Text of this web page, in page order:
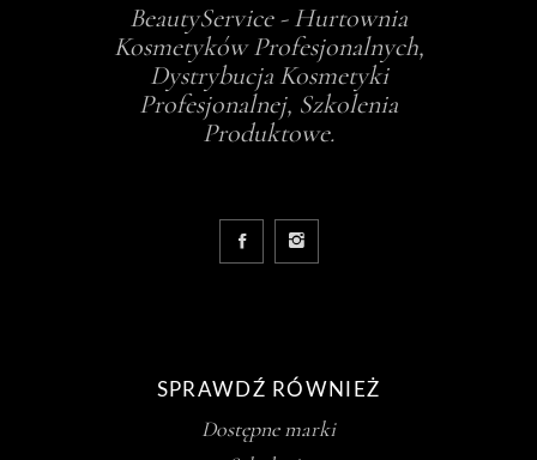
BeautyService - Hurtownia
Kosmetyków Profesjonalnych,
Dystrybucja Kosmetyki
Profesjonalnej, Szkolenia
Produktowe.
SPRAWDŹ RÓWNIEŻ
Dostępne marki